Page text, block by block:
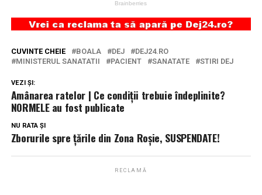
CUVINTE CHEIE BOALA DEJ
DEJ24.RO
MINISTERUL SANATATII
PACIENT SANATATE STIRI DEJ
VEZI ȘI:
Amânarea ratelor | Ce condiţii trebuie îndeplinite?
NORMELE au fost publicate
NU RATA ȘI
Zborurile spre țările din Zona Roșie, SUSPENDATE!
RECLAMĂ